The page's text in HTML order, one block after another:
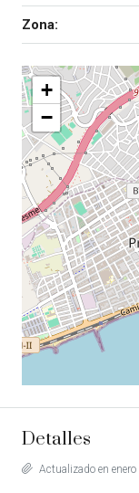
Zona:
+
−
Detalles
Actualizado en